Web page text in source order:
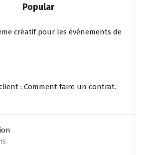
Popular
créatif pour les événements de
: Comment faire un contrat.